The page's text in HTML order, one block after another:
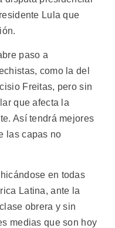
Lula que
paso a
como la del
Freitas, pero sin
que afecta la
Así tendrá mejores
las capas no
en todas
Latina, ante la
obrera y sin
medias que son hoy